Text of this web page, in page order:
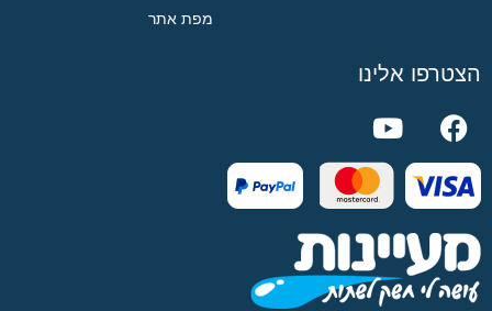
מפת אתר
הצטרפו אלינו